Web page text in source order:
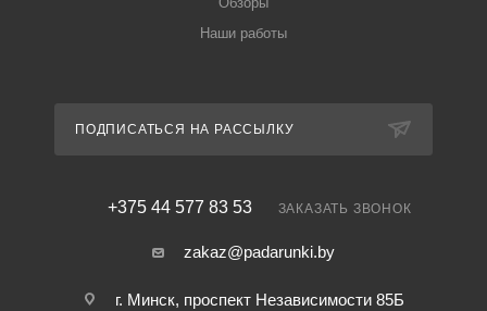
Наши работы
ПОДПИСАТЬСЯ НА РАССЫЛКУ
+375 44 577 83 53 ЗАКАЗАТЬ ЗВОНОК
zakaz@padarunki.by
г. Минск, проспект Независимости 85Б